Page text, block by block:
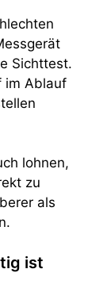
Sichttest.
im Ablauf
lohnen,
zu
als
ist